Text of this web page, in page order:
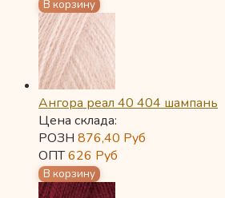
Ангора реал 40 404 шампань
Цена склада:
РОЗН 876,40 Руб
ОПТ626 Руб